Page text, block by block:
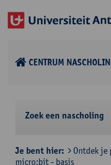
CENTRUM
Zoek een nascholing
Je bent hier:
Ontdek
micro:bit - basis